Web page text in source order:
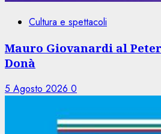
Cultura e spettacoli
Mauro Giovanardi al
Donà
5 Agosto 2026 0